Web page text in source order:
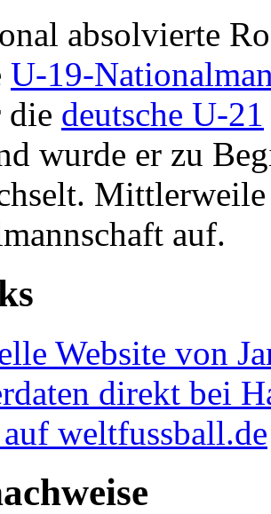
absolvierte
U-19-
die deutsche U-21
wurde er zu
auf.
Website von
direkt bei
weltfussball.de